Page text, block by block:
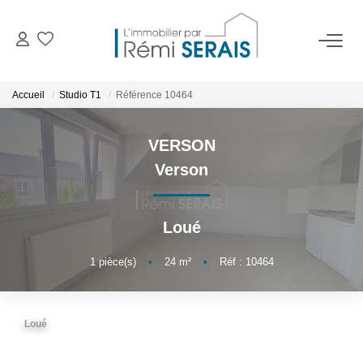
VENDRE
BIENS VENDUS
Accueil Studio T1 Référence 10464
VERSON
Verson
Loué
1pièce(s) • 24m² • Réf : 10464
Loué